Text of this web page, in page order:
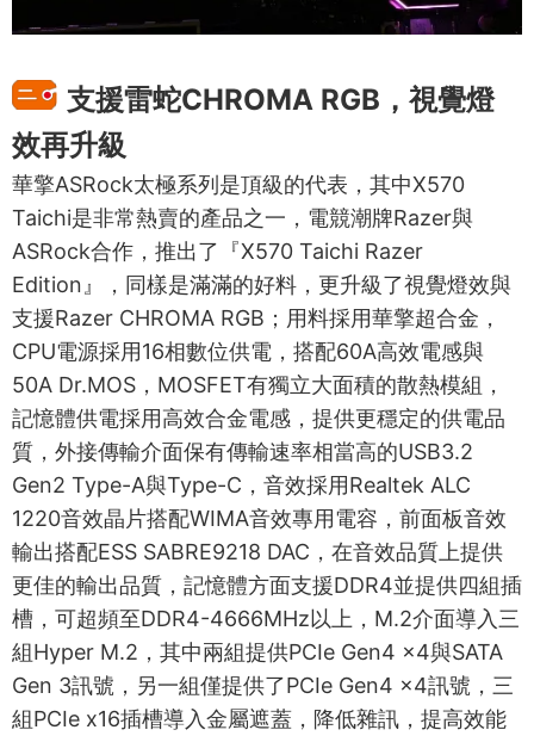
支援雷蛇CHROMA RGB，視覺燈
效再升級
華擎ASRock太極系列是頂級的代表，其中X570
Taichi是非常熱賣的產品之一，電競潮牌Razer與
ASRock合作，推出了『X570 Taichi Razer
Edition』，同樣是滿滿的好料，更升級了視覺燈效與
支援Razer CHROMA RGB；用料採用華擎超合金，
CPU電源採用16相數位供電，搭配60A高效電感與
50A Dr.MOS，MOSFET有獨立大面積的散熱模組，
記憶體供電採用高效合金電感，提供更穩定的供電品
質，外接傳輸介面保有傳輸速率相當高的USB3.2
Gen2 Type-A與Type-C，音效採用Realtek ALC
1220音效晶片搭配WIMA音效專用電容，前面板音效
輸出搭配ESS SABRE9218 DAC，在音效品質上提供
更佳的輸出品質，記憶體方面支援DDR4並提供四組插
槽，可超頻至DDR4-4666MHz以上，M.2介面導入三
組Hyper M.2，其中兩組提供PCIe Gen4 x4與SATA
Gen 3訊號，另一組僅提供了PCIe Gen4 x4訊號，三
組PCIe x16插槽導入金屬遮蓋，降低雜訊，提高效能